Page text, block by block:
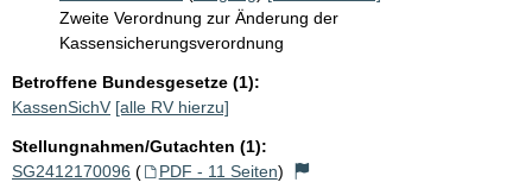
Zweite Verordnung zur Änderung der
Kassensicherungsverordnung
Betroffene Bundesgesetze (1):
KassenSichV [alle RV hierzu]
Stellungnahmen/Gutachten (1):
SG2412170096 ( PDF - 11 Seiten)